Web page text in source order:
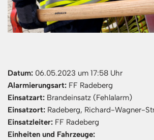
Datum: 06.05.2023 um 17:58 Uhr
Alarmierungsart: FF Radeberg
Einsatzart: Brandeinsatz (Fehlalarm)
Einsatzort: Radeberg, Richard-Wagner-
Einsatzleiter: FF Radeberg
Einheiten und Fahrzeuge: